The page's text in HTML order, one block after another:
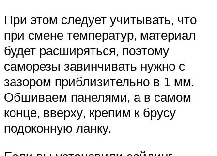
При этом следует учитывать, что
при смене температур, материал
будет расширяться, поэтому
саморезы завинчивать нужно с
зазором приблизительно в 1 мм.
Обшиваем панелями, а в самом
конце, вверху, крепим к брусу
подоконную ланку.